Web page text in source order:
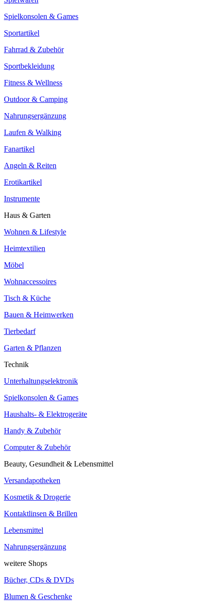
Spielkonsolen & Games
Sportartikel
Fahrrad & Zubehör
Sportbekleidung
Fitness & Wellness
Outdoor & Camping
Nahrungsergänzung
Laufen & Walking
Fanartikel
Angeln & Reiten
Erotikartikel
Instrumente
Haus & Garten
Wohnen & Lifestyle
Heimtextilien
Möbel
Wohnaccessoires
Tisch & Küche
Bauen & Heimwerken
Tierbedarf
Garten & Pflanzen
Technik
Unterhaltungselektronik
Spielkonsolen & Games
Haushalts- & Elektrogeräte
Handy & Zubehör
Computer & Zubehör
Beauty, Gesundheit & Lebensmittel
Versandapotheken
Kosmetik & Drogerie
Kontaktlinsen & Brillen
Lebensmittel
Nahrungsergänzung
weitere Shops
Bücher, CDs & DVDs
Blumen & Geschenke